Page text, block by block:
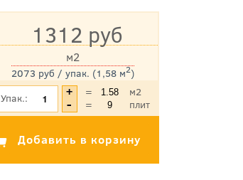
1312 руб
2073 руб / упак. (1,58 м2)
м2
*Цена указана с учетом НДС
Упак.: =
м2
=
плит